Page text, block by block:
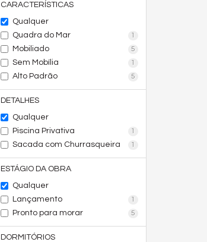
CARACTERÍSTICAS
Qualquer
Quadra do Mar
1
Mobiliado 5
Sem Mobília 1
Alto Padrão 5
DETALHES
Qualquer
Piscina Privativa
1
Sacada com Churrasqueira 1
ESTÁGIO DA OBRA
Qualquer
Lançamento
1
Pronto para morar 5
DORMITÓRIOS